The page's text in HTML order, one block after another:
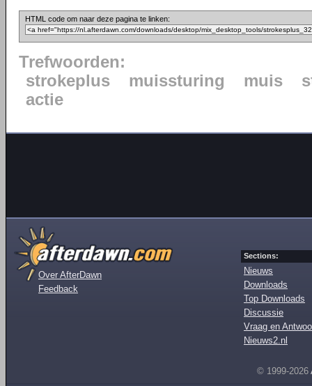
HTML code om naar deze pagina te linken:
Trefwoorden:
strokeplus
muissturing muis
actie
Over AfterDawn
Feedback
Sections:
Nieuws
Downloads
Top Downloads
Discussie
Vraag en
Nieuws2.nl
© 1999-2026